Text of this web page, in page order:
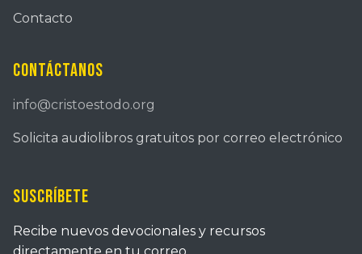
Contacto
Contáctanos
info@cristoestodo.org
Solicita audiolibros gratuitos por correo electrónico
Suscríbete
Recibe nuevos devocionales y recursos